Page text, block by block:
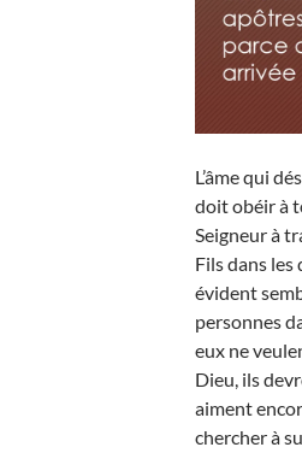
L’âme qui
doit obéir à
Seigneur à
Fils dans les
évident
personnes
eux ne
Dieu, ils
aiment
chercher à